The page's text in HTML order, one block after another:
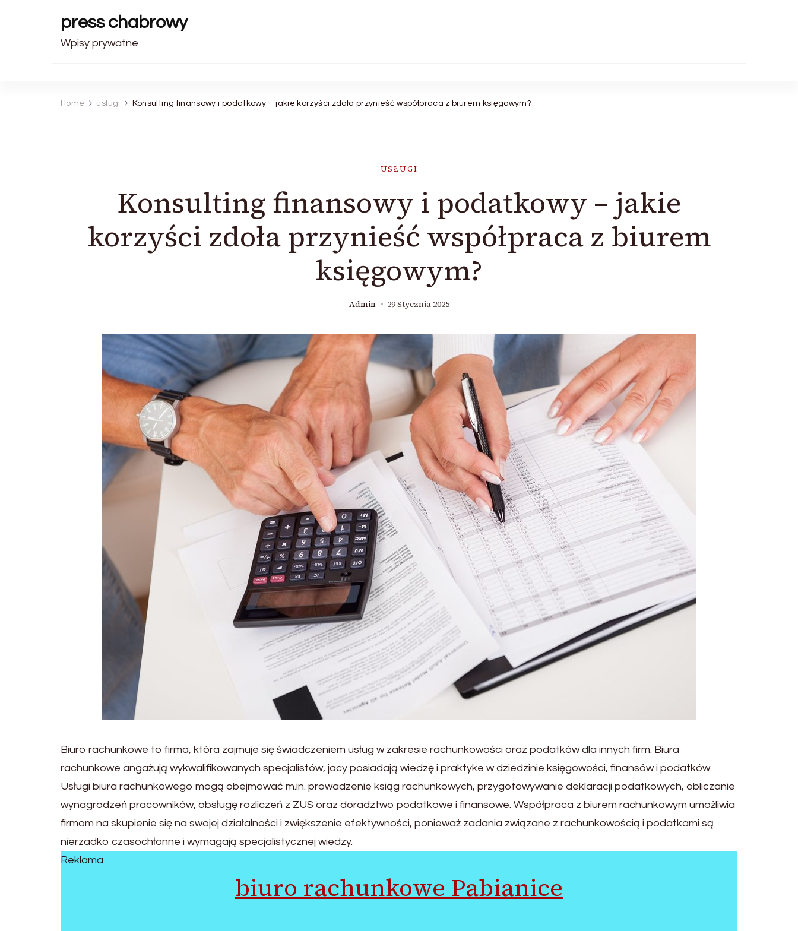
press chabrowy
Wpisy prywatne
Home usługi Konsulting finansowy i podatkowy – jakie korzyści zdoła przynieść współpraca z biurem księgowym?
USŁUGI
Konsulting finansowy i podatkowy – jakie
korzyści zdoła przynieść współpraca z biurem
księgowym?
Admin 29 Stycznia 2025
Biuro rachunkowe to firma, która zajmuje się świadczeniem usług w zakresie rachunkowości oraz podatków dla innych firm. Biura
rachunkowe angażują wykwalifikowanych specjalistów, jacy posiadają wiedzę i praktyke w dziedzinie księgowości, finansów i podatków.
Usługi biura rachunkowego mogą obejmować m.in. prowadzenie ksiąg rachunkowych, przygotowywanie deklaracji podatkowych, obliczanie
wynagrodzeń pracowników, obsługę rozliczeń z ZUS oraz doradztwo podatkowe i finansowe. Współpraca z biurem rachunkowym umożliwia
firmom na skupienie się na swojej działalności i zwiększenie efektywności, ponieważ zadania związane z rachunkowością i podatkami są
nierzadko czasochłonne i wymagają specjalistycznej wiedzy.
Reklama
biuro rachunkowe Pabianice